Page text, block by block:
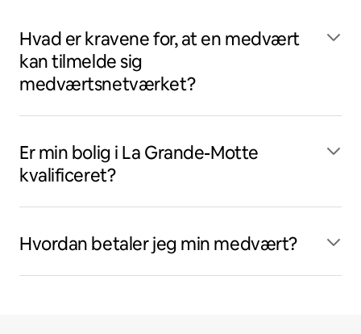
Hvad er kravene for, at en medvært
kan tilmelde sig
medværtsnetværket?
Er min bolig i La Grande-Motte
kvalificeret?
Hvordan betaler jeg min medvært?